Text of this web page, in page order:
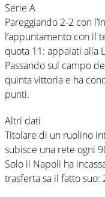
Serie A
Pareggiando 2-2 con
l’appuntamento con il
quota 11: appaiati alla
Passando sul campo
quinta vittoria e ha
punti.
Altri dati
Titolare di un ruolino
subisce una rete ogni
Solo il Napoli ha
trasferta sa il fatto suo: